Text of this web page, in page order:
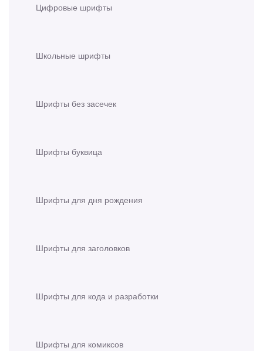
Цифровые шрифты
Школьные шрифты
Шрифты без засечек
Шрифты буквица
Шрифты для дня рождения
Шрифты для заголовков
Шрифты для кода и разработки
Шрифты для комиксов